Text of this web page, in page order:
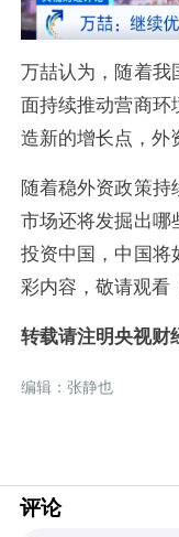
万喆认为，随着我
面持续推动营商环
造新的增长点，外
随着稳外资政策持
市场还将发掘出哪
投资中国，中国将
彩内容，敬请观看
转载请注明央视财
编辑：张静也
评论